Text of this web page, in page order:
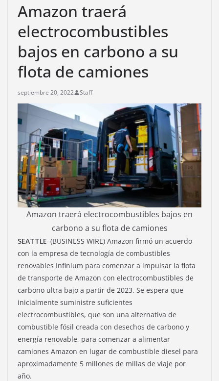
Amazon traerá
electrocombustibles
bajos en carbono a su
flota de camiones
septiembre 20, 2022 Staff
Amazon traerá electrocombustibles bajos en
carbono a su flota de camiones
SEATTLE–(BUSINESS WIRE) Amazon firmó un acuerdo
con la empresa de tecnología de combustibles
renovables Infinium para comenzar a impulsar la flota
de transporte de Amazon con electrocombustibles de
carbono ultra bajo a partir de 2023. Se espera que
inicialmente suministre suficientes
electrocombustibles, que son una alternativa de
combustible fósil creada con desechos de carbono y
energía renovable, para comenzar a alimentar
camiones Amazon en lugar de combustible diesel para
aproximadamente 5 millones de millas de viaje por
año.